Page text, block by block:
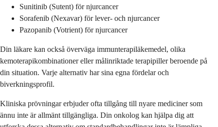
Sunitinib (Sutent) för njurcancer
Sorafenib (Nexavar) för lever- och njurcancer
Pazopanib (Votrient) för njurcancer
Din läkare kan också överväga immunterapiläkemedel, olika
kemoterapikombinationer eller målinriktade terapipiller beroende på
din situation. Varje alternativ har sina egna fördelar och
biverkningsprofil.
Kliniska prövningar erbjuder ofta tillgång till nyare mediciner som
ännu inte är allmänt tillgängliga. Din onkolog kan hjälpa dig att